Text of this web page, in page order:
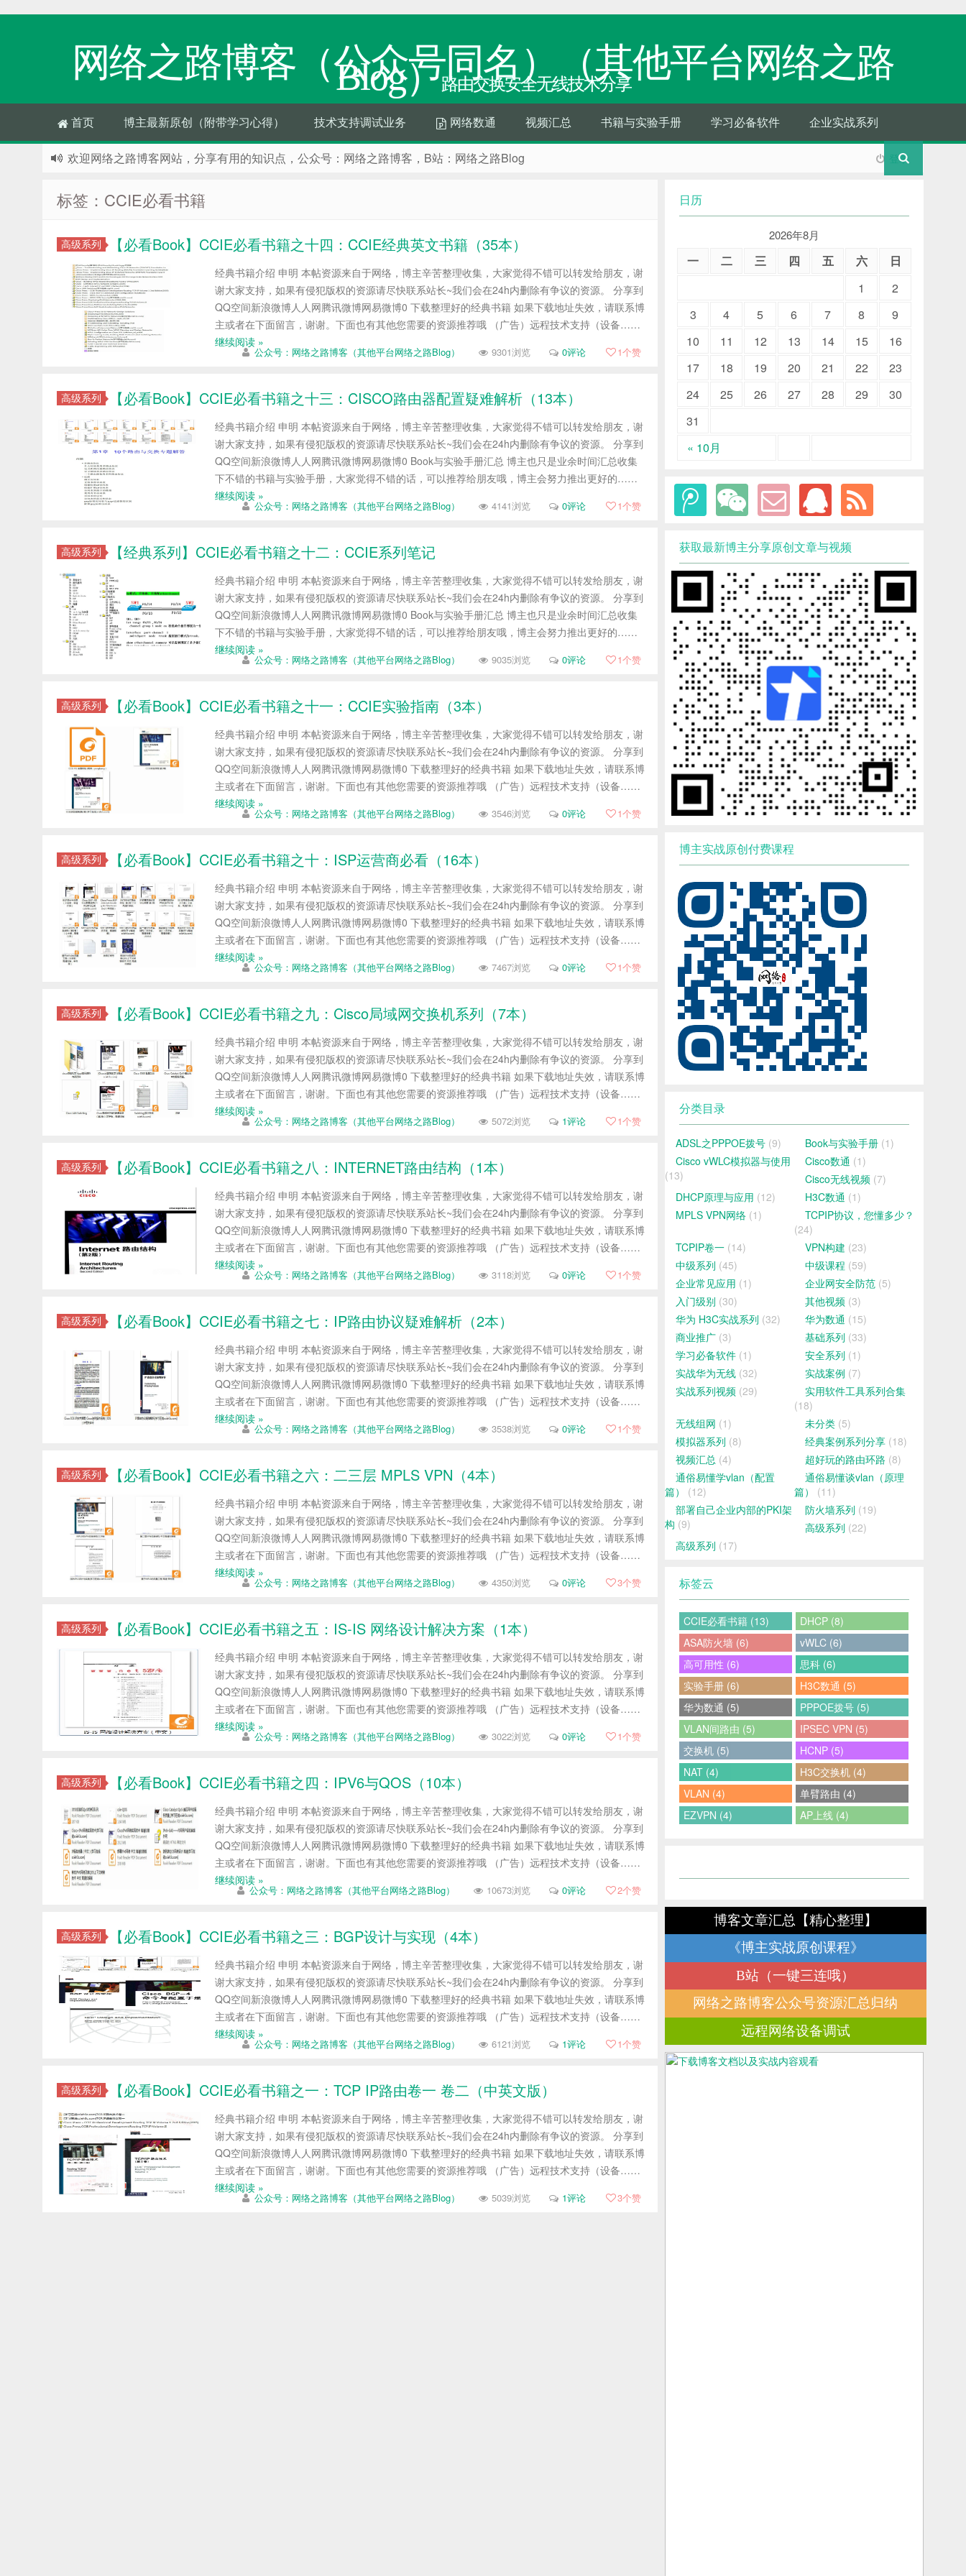
网络之路博客（公众号同名）（其他平台网络之路
Blog）路由交换安全无线技术分享
首页 博主最新原创（附带学习心得） 技术支持调试业务 网络数通 视频汇总 书籍与实验手册 学习必备软件 企业实战系列
登录
欢迎网络之路博客网站，分享有用的知识点，公众号：网络之路博客，B站：网络之路Blog
远程技术支持的淘宝店铺已经开张了哦，传送门：
标签：CCIE必看书籍
高级系列 【必看Book】CCIE必看书籍之十四：CCIE经典英文书籍（35本）
经典书籍介绍 申明 本帖资源来自于网络，博主辛苦整理收集，大家觉得不错可以转发给朋友，谢
谢大家支持，如果有侵犯版权的资源请尽快联系站长~我们会在24h内删除有争议的资源。 分享到
QQ空间新浪微博人人网腾讯微博网易微博0 下载整理好的经典书籍 如果下载地址失效，请联系博
主或者在下面留言，谢谢。下面也有其他您需要的资源推荐哦 （广告）远程技术支持（设备……
继续阅读 »
公众号：网络之路博客（其他平台网络之路Blog） 9301浏览 0评论 1个赞
高级系列 【必看Book】CCIE必看书籍之十三：CISCO路由器配置疑难解析（13本）
经典书籍介绍 申明 本帖资源来自于网络，博主辛苦整理收集，大家觉得不错可以转发给朋友，谢
谢大家支持，如果有侵犯版权的资源请尽快联系站长~我们会在24h内删除有争议的资源。 分享到
QQ空间新浪微博人人网腾讯微博网易微博0 Book与实验手册汇总 博主也只是业余时间汇总收集
下不错的书籍与实验手册，大家觉得不错的话，可以推荐给朋友哦，博主会努力推出更好的……
继续阅读 »
公众号：网络之路博客（其他平台网络之路Blog） 4141浏览 0评论 1个赞
高级系列 【经典系列】CCIE必看书籍之十二：CCIE系列笔记
经典书籍介绍 申明 本帖资源来自于网络，博主辛苦整理收集，大家觉得不错可以转发给朋友，谢
谢大家支持，如果有侵犯版权的资源请尽快联系站长~我们会在24h内删除有争议的资源。 分享到
QQ空间新浪微博人人网腾讯微博网易微博0 Book与实验手册汇总 博主也只是业余时间汇总收集
下不错的书籍与实验手册，大家觉得不错的话，可以推荐给朋友哦，博主会努力推出更好的……
继续阅读 »
公众号：网络之路博客（其他平台网络之路Blog） 9035浏览 0评论 1个赞
高级系列 【必看Book】CCIE必看书籍之十一：CCIE实验指南（3本）
经典书籍介绍 申明 本帖资源来自于网络，博主辛苦整理收集，大家觉得不错可以转发给朋友，谢
谢大家支持，如果有侵犯版权的资源请尽快联系站长~我们会在24h内删除有争议的资源。 分享到
QQ空间新浪微博人人网腾讯微博网易微博0 下载整理好的经典书籍 如果下载地址失效，请联系博
主或者在下面留言，谢谢。下面也有其他您需要的资源推荐哦 （广告）远程技术支持（设备……
继续阅读 »
公众号：网络之路博客（其他平台网络之路Blog） 3546浏览 0评论 1个赞
高级系列 【必看Book】CCIE必看书籍之十：ISP运营商必看（16本）
经典书籍介绍 申明 本帖资源来自于网络，博主辛苦整理收集，大家觉得不错可以转发给朋友，谢
谢大家支持，如果有侵犯版权的资源请尽快联系站长~我们会在24h内删除有争议的资源。 分享到
QQ空间新浪微博人人网腾讯微博网易微博0 下载整理好的经典书籍 如果下载地址失效，请联系博
主或者在下面留言，谢谢。下面也有其他您需要的资源推荐哦 （广告）远程技术支持（设备……
继续阅读 »
公众号：网络之路博客（其他平台网络之路Blog） 7467浏览 0评论 1个赞
高级系列 【必看Book】CCIE必看书籍之九：Cisco局域网交换机系列（7本）
经典书籍介绍 申明 本帖资源来自于网络，博主辛苦整理收集，大家觉得不错可以转发给朋友，谢
谢大家支持，如果有侵犯版权的资源请尽快联系站长~我们会在24h内删除有争议的资源。 分享到
QQ空间新浪微博人人网腾讯微博网易微博0 下载整理好的经典书籍 如果下载地址失效，请联系博
主或者在下面留言，谢谢。下面也有其他您需要的资源推荐哦 （广告）远程技术支持（设备……
继续阅读 »
公众号：网络之路博客（其他平台网络之路Blog） 5072浏览 1评论 1个赞
高级系列 【必看Book】CCIE必看书籍之八：INTERNET路由结构（1本）
经典书籍介绍 申明 本帖资源来自于网络，博主辛苦整理收集，大家觉得不错可以转发给朋友，谢
谢大家支持，如果有侵犯版权的资源请尽快联系站长~我们会在24h内删除有争议的资源。 分享到
QQ空间新浪微博人人网腾讯微博网易微博0 下载整理好的经典书籍 如果下载地址失效，请联系博
主或者在下面留言，谢谢。下面也有其他您需要的资源推荐哦 （广告）远程技术支持（设备……
继续阅读 »
公众号：网络之路博客（其他平台网络之路Blog） 3118浏览 0评论 1个赞
高级系列 【必看Book】CCIE必看书籍之七：IP路由协议疑难解析（2本）
经典书籍介绍 申明 本帖资源来自于网络，博主辛苦整理收集，大家觉得不错可以转发给朋友，谢
谢大家支持，如果有侵犯版权的资源请尽快联系站长~我们会在24h内删除有争议的资源。 分享到
QQ空间新浪微博人人网腾讯微博网易微博0 下载整理好的经典书籍 如果下载地址失效，请联系博
主或者在下面留言，谢谢。下面也有其他您需要的资源推荐哦 （广告）远程技术支持（设备……
继续阅读 »
公众号：网络之路博客（其他平台网络之路Blog） 3538浏览 0评论 1个赞
高级系列 【必看Book】CCIE必看书籍之六：二三层 MPLS VPN（4本）
经典书籍介绍 申明 本帖资源来自于网络，博主辛苦整理收集，大家觉得不错可以转发给朋友，谢
谢大家支持，如果有侵犯版权的资源请尽快联系站长~我们会在24h内删除有争议的资源。 分享到
QQ空间新浪微博人人网腾讯微博网易微博0 下载整理好的经典书籍 如果下载地址失效，请联系博
主或者在下面留言，谢谢。下面也有其他您需要的资源推荐哦 （广告）远程技术支持（设备……
继续阅读 »
公众号：网络之路博客（其他平台网络之路Blog） 4350浏览 0评论 3个赞
高级系列 【必看Book】CCIE必看书籍之五：IS-IS 网络设计解决方案（1本）
经典书籍介绍 申明 本帖资源来自于网络，博主辛苦整理收集，大家觉得不错可以转发给朋友，谢
谢大家支持，如果有侵犯版权的资源请尽快联系站长~我们会在24h内删除有争议的资源。 分享到
QQ空间新浪微博人人网腾讯微博网易微博0 下载整理好的经典书籍 如果下载地址失效，请联系博
主或者在下面留言，谢谢。下面也有其他您需要的资源推荐哦 （广告）远程技术支持（设备……
继续阅读 »
公众号：网络之路博客（其他平台网络之路Blog） 3022浏览 0评论 1个赞
高级系列 【必看Book】CCIE必看书籍之四：IPV6与QOS（10本）
经典书籍介绍 申明 本帖资源来自于网络，博主辛苦整理收集，大家觉得不错可以转发给朋友，谢
谢大家支持，如果有侵犯版权的资源请尽快联系站长~我们会在24h内删除有争议的资源。 分享到
QQ空间新浪微博人人网腾讯微博网易微博0 下载整理好的经典书籍 如果下载地址失效，请联系博
主或者在下面留言，谢谢。下面也有其他您需要的资源推荐哦 （广告）远程技术支持（设备……
继续阅读 »
公众号：网络之路博客（其他平台网络之路Blog） 10673浏览 0评论 2个赞
高级系列 【必看Book】CCIE必看书籍之三：BGP设计与实现（4本）
经典书籍介绍 申明 本帖资源来自于网络，博主辛苦整理收集，大家觉得不错可以转发给朋友，谢
谢大家支持，如果有侵犯版权的资源请尽快联系站长~我们会在24h内删除有争议的资源。 分享到
QQ空间新浪微博人人网腾讯微博网易微博0 下载整理好的经典书籍 如果下载地址失效，请联系博
主或者在下面留言，谢谢。下面也有其他您需要的资源推荐哦 （广告）远程技术支持（设备……
继续阅读 »
公众号：网络之路博客（其他平台网络之路Blog） 6121浏览 1评论 1个赞
高级系列 【必看Book】CCIE必看书籍之一：TCP IP路由卷一 卷二（中英文版）
经典书籍介绍 申明 本帖资源来自于网络，博主辛苦整理收集，大家觉得不错可以转发给朋友，谢
谢大家支持，如果有侵犯版权的资源请尽快联系站长~我们会在24h内删除有争议的资源。 分享到
QQ空间新浪微博人人网腾讯微博网易微博0 下载整理好的经典书籍 如果下载地址失效，请联系博
主或者在下面留言，谢谢。下面也有其他您需要的资源推荐哦 （广告）远程技术支持（设备……
继续阅读 »
公众号：网络之路博客（其他平台网络之路Blog） 5039浏览 1评论 3个赞
日历
2026年8月
一 二 三 四 五 六 日
« 10月
1
2
3
4 5 6 7 8
9
10
11 12 13 14 15
16
17
18 19 20 21 22
23
24
25 26 27 28 29
30
31
获取最新博主分享原创文章与视频
博主实战原创付费课程
分类目录
ADSL之PPPOE拨号 (9) Book与实验手册 (1)
Cisco vWLC模拟器与使用
(13)
Cisco数通 (1)
Cisco无线视频 (7)
DHCP原理与应用 (12) H3C数通 (1)
MPLS VPN网络 (1)
TCPIP协议，您懂多少？
(24)
TCPIP卷一 (14) VPN构建 (23)
中级系列 (45) 中级课程 (59)
企业常见应用 (1) 企业网安全防范 (5)
入门级别 (30) 其他视频 (3)
华为 H3C实战系列 (32) 华为数通 (15)
商业推广 (3) 基础系列 (33)
学习必备软件 (1) 安全系列 (1)
实战华为无线 (32) 实战案例 (7)
实战系列视频 (29)
实用软件工具系列合集
(18)
无线组网 (1) 未分类 (5)
模拟器系列 (8) 经典案例系列分享 (18)
视频汇总 (4) 超好玩的路由环路 (8)
通俗易懂学vlan（配置
篇）
(12)
通俗易懂谈vlan（原理
篇）
(11)
部署自己企业内部的PKI架
构 (9)
防火墙系列 (19)
高级系列 (22)
高级系列 (17)
标签云
CCIE必看书籍 (13)
DHCP (8)
ASA防火墙 (6)
vWLC (6)
高可用性 (6)
思科 (6)
实验手册 (6)
H3C数通 (5)
华为数通 (5)
PPPOE拨号 (5)
VLAN间路由 (5)
IPSEC VPN (5)
交换机 (5)
HCNP (5)
NAT (4)
H3C交换机 (4)
VLAN (4)
单臂路由 (4)
EZVPN (4)
AP上线 (4)
博客文章汇总【精心整理】
《博主实战原创课程》
B站（一键三连哦）
网络之路博客公众号资源汇总归纳
远程网络设备调试